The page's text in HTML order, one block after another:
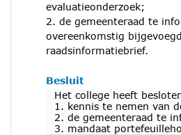
evaluatieonderzoek;
2. de gemeenteraad te
overeenkomstig
raadsinformatiebrief.
Besluit
Het college heeft
1. kennis te nemen van
2. de gemeenteraad te
3. mandaat